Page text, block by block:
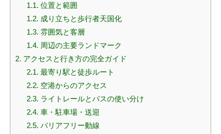
1.1. 位置と範囲
1.2. 成り立ちと歩行者天国化
1.3. 雰囲気と客層
1.4. 周辺の主要ランドマーク
2. アクセスと行き方の完全ガイド
2.1. 最寄り駅と徒歩ルート
2.2. 空港からのアクセス
2.3. ライトレールとバスの使い分け
2.4. 車・駐車場・送迎
2.5. バリアフリー動線